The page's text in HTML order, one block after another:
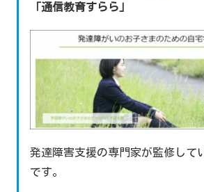
「通信教育すらら」
発達障害支援の専門家が監修して
です。